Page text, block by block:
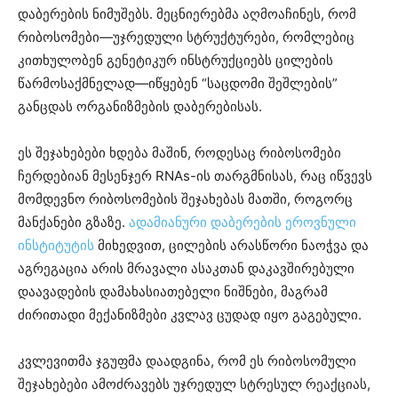
დაბერების ნიმუშებს. მეცნიერებმა აღმოაჩინეს, რომ
რიბოსომები—უჯრედული სტრუქტურები, რომლებიც
კითხულობენ გენეტიკურ ინსტრუქციებს ცილების
წარმოსაქმნელად—იწყებენ “საცდომი შეშლების”
განცდას ორგანიზმების დაბერებისას.
ეს შეჯახებები ხდება მაშინ, როდესაც რიბოსომები
ჩერდებიან მესენჯერ RNAs-ის თარგმნისას, რაც იწვევს
მომდევნო რიბოსომების შეჯახებას მათში, როგორც
მანქანები გზაზე. ადამიანური დაბერების ეროვნული
ინსტიტუტის მიხედვით, ცილების არასწორი ნაოჭვა და
აგრეგაცია არის მრავალი ასაკთან დაკავშირებული
დაავადების დამახასიათებელი ნიშნები, მაგრამ
ძირითადი მექანიზმები კვლავ ცუდად იყო გაგებული.
კვლევითმა ჯგუფმა დაადგინა, რომ ეს რიბოსომული
შეჯახებები ამოძრავებს უჯრედულ სტრესულ რეაქციას,